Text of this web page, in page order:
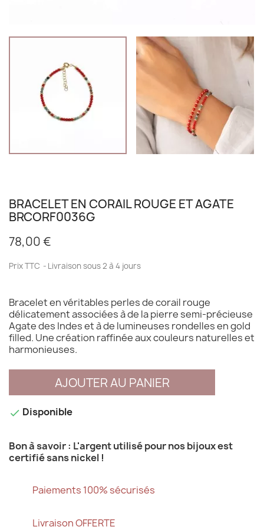
BRACELET EN CORAIL ROUGE ET AGATE
BRCORF0036G
78,00 €
Prix TTC Livraison sous 2 à 4 jours
Bracelet en véritables perles de corail rouge
délicatement associées à de la pierre semi-précieuse
Agate des Indes et à de lumineuses rondelles en gold
filled. Une création raffinée aux couleurs naturelles et
harmonieuses.
AJOUTER AU PANIER
 Disponible
Bon à savoir : L'argent utilisé pour nos bijoux est
certifié sans nickel !
Paiements 100% sécurisés
Livraison OFFERTE